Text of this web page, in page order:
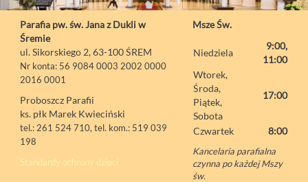
Parafia pw. św. Jana z Dukli w
Śremie
ul. Sikorskiego 2, 63-100 ŚREM
Nr konta: 56 9084 0003 2002 0000
2016 0001
Proboszcz Parafii
ks. płk Marek Kwieciński
tel.: 261 524 710, tel. kom.: 519 039
198
Standardy ochrony dzieci
Msze Św.
Niedziela
9:00,
11:00
Wtorek,
Środa,
Piątek,
Sobota
17:00
Czwartek 8:00
Kancelaria parafialna
czynna po każdej Mszy
św.